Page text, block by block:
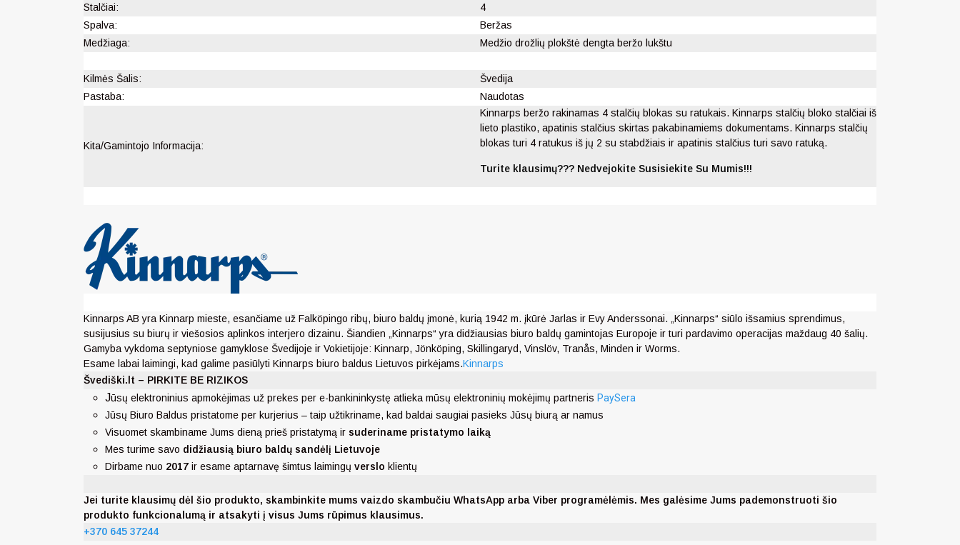
Stalčiai:
4
Spalva:
Beržas
Medžiaga:
Medžio drožlių plokštė dengta beržo lukštu
Kilmės Šalis:
Švedija
Pastaba:
Naudotas
Kita/Gamintojo Informacija:
Kinnarps beržo rakinamas 4 stalčių blokas su ratukais. Kinnarps stalčių bloko stalčiai iš
lieto plastiko, apatinis stalčius skirtas pakabinamiems dokumentams. Kinnarps stalčių
blokas turi 4 ratukus iš jų 2 su stabdžiais ir apatinis stalčius turi savo ratuką.
Turite klausimų??? Nedvejokite Susisiekite Su Mumis!!!
Kinnarps AB yra Kinnarp mieste, esančiame už Falköpingo ribų, biuro baldų įmonė, kurią 1942 m. įkūrė Jarlas ir Evy Anderssonai.
„Kinnarps“ siūlo išsamius sprendimus,
susijusius su biurų ir viešosios aplinkos interjero dizainu. Šiandien „Kinnarps“ yra didžiausias biuro baldų gamintojas Europoje ir turi pardavimo operacijas maždaug 40 šalių.
Gamyba vykdoma septyniose gamyklose Švedijoje ir Vokietijoje: Kinnarp, Jönköping, Skillingaryd, Vinslöv, Tranås, Minden ir Worms.
Esame labai laimingi, kad galime pasiūlyti Kinnarps biuro baldus Lietuvos pirkėjams.Kinnarps
Švediški.lt – PIRKITE BE RIZIKOS
Jūsų elektroninius apmokėjimas už prekes per e-bankininkystę atlieka mūsų elektroninių mokėjimų partneris PaySera
Jūsų Biuro Baldus pristatome per kurjerius – taip užtikriname, kad baldai saugiai pasieks Jūsų biurą ar namus
Visuomet skambiname Jums dieną prieš pristatymą ir suderiname pristatymo laiką
Mes turime savo didžiausią biuro baldų sandėlį Lietuvoje
Dirbame nuo 2017 ir esame aptarnavę šimtus laimingų verslo klientų
Jei turite klausimų dėl šio produkto, skambinkite mums vaizdo skambučiu WhatsApp arba Viber programėlėmis. Mes galėsime Jums pademonstruoti šio
produkto funkcionalumą ir atsakyti į visus Jums rūpimus klausimus.
+370 645 37244